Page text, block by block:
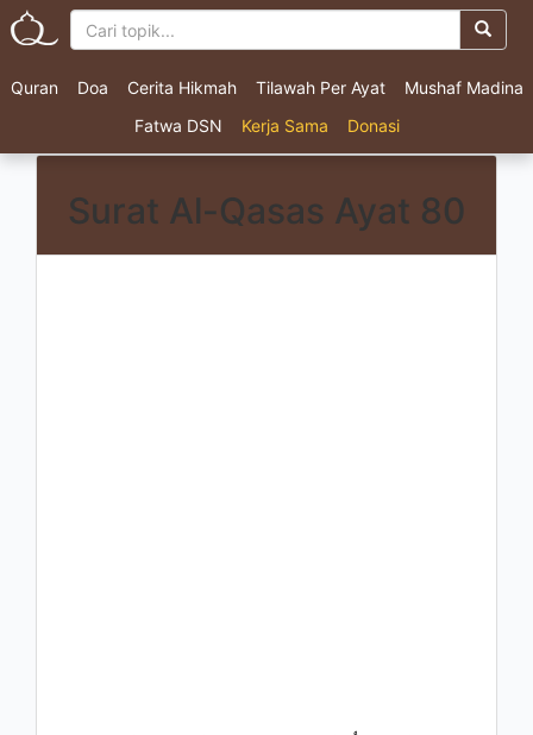
Quran Doa Cerita Hikmah Tilawah Per Ayat
Mushaf Madina
Fatwa DSN
Kerja Sama Donasi
Surat Al-Qasas Ayat 80